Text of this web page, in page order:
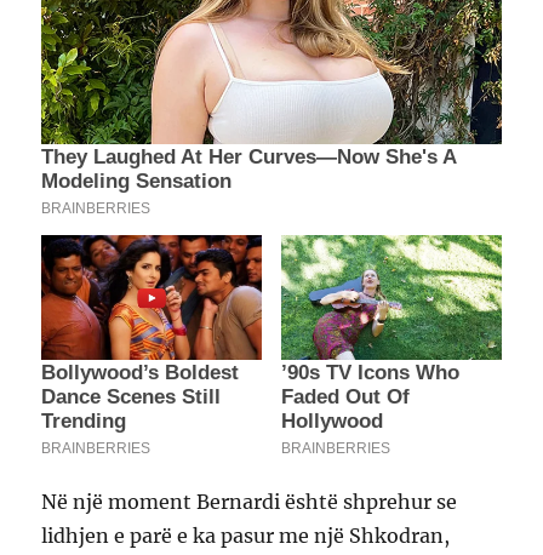
Në një moment Bernardi është shprehur se
lidhjen e parë e ka pasur me një Shkodran,